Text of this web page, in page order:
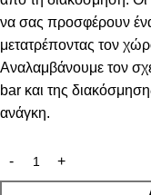
να σας προσφέρουν
μετατρέποντας τον
Αναλαμβάνουμε τον
bar και της
ανάγκη.